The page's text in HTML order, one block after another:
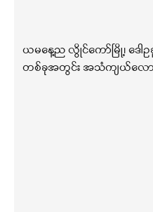
ယမနေ့ည လွိုင်ကော်မြို့၊ ဒေါ
တစ်ခုအတွင်း အသံကျယ်လော